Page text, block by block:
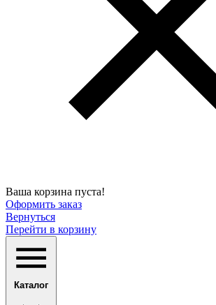
Ваша корзина пуста!
Оформить заказ
Вернуться
Перейти в корзину
Каталог